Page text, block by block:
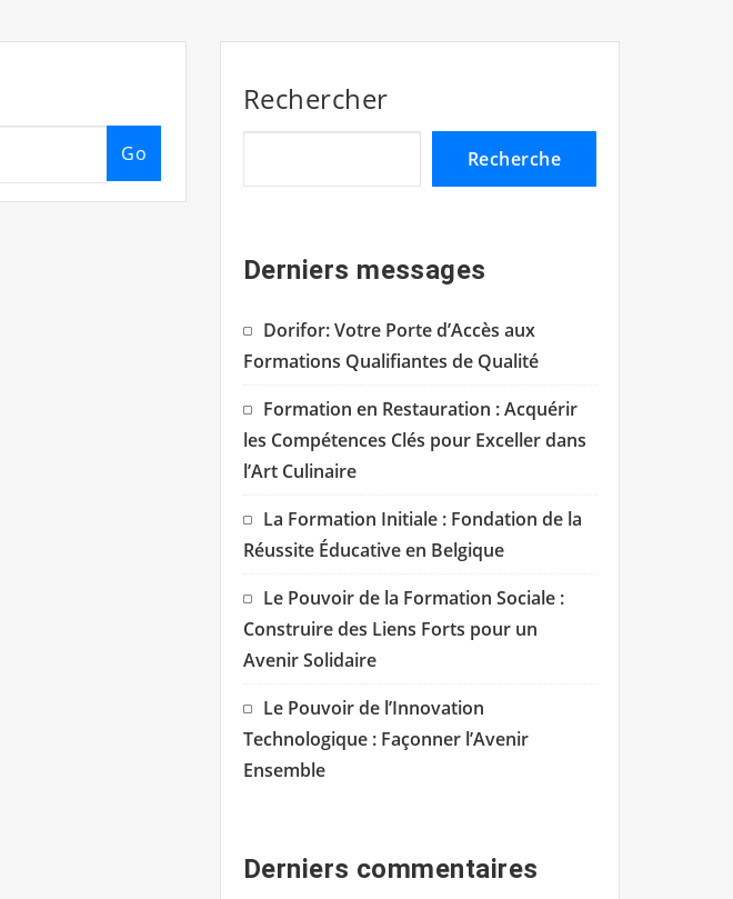
Go
Rechercher
Recherche
Derniers messages
Dorifor: Votre Porte d’Accès aux
Formations Qualifiantes de Qualité
Formation en Restauration : Acquérir
les Compétences Clés pour Exceller dans
l’Art Culinaire
La Formation Initiale : Fondation de la
Réussite Éducative en Belgique
Le Pouvoir de la Formation Sociale :
Construire des Liens Forts pour un
Avenir Solidaire
Le Pouvoir de l’Innovation
Technologique : Façonner l’Avenir
Ensemble
Derniers commentaires